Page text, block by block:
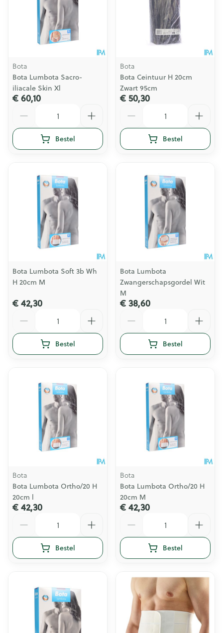
Bota
Bota Lumbota Sacro-
iliacale Skin Xl
€ 60,10
Bestel
Bota
Bota Ceintuur H 20cm
Zwart 95cm
€ 50,30
Bestel
Bota Lumbota Soft 3b Wh
H 20cm M
€ 42,30
Bestel
Bota Lumbota
Zwangerschapsgordel Wit
M
€ 38,60
Bestel
Bota
Bota Lumbota Ortho/20 H
20cm l
€ 42,30
Bestel
Bota
Bota Lumbota Ortho/20 H
20cm M
€ 42,30
Bestel